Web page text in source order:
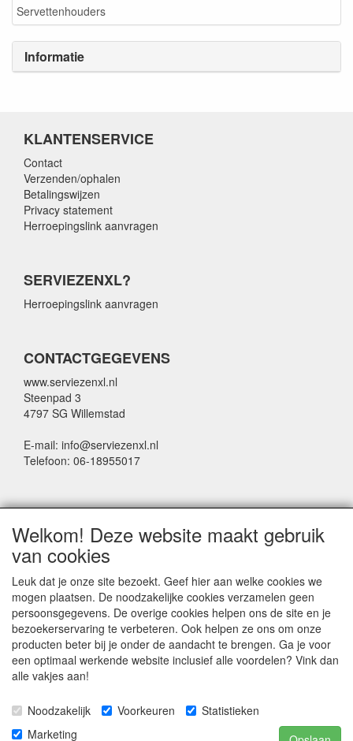
Servettenhouders
Informatie
KLANTENSERVICE
Contact
Verzenden/ophalen
Betalingswijzen
Privacy statement
Herroepingslink aanvragen
SERVIEZENXL?
Herroepingslink aanvragen
CONTACTGEGEVENS
www.serviezenxl.nl
Steenpad 3
4797 SG Willemstad
E-mail: info@serviezenxl.nl
Telefoon: 06-18955017
Voornaam
Achternaam
E-mail
Welkom! Deze website maakt gebruik
van cookies
Leuk dat je onze site bezoekt. Geef hier aan welke cookies we
mogen plaatsen. De noodzakelijke cookies verzamelen geen
persoonsgegevens. De overige cookies helpen ons de site en je
bezoekerservaring te verbeteren. Ook helpen ze ons om onze
producten beter bij je onder de aandacht te brengen. Ga je voor
een optimaal werkende website inclusief alle voordelen? Vink dan
alle vakjes aan!
Noodzakelijk Voorkeuren
Statistieken
Marketing